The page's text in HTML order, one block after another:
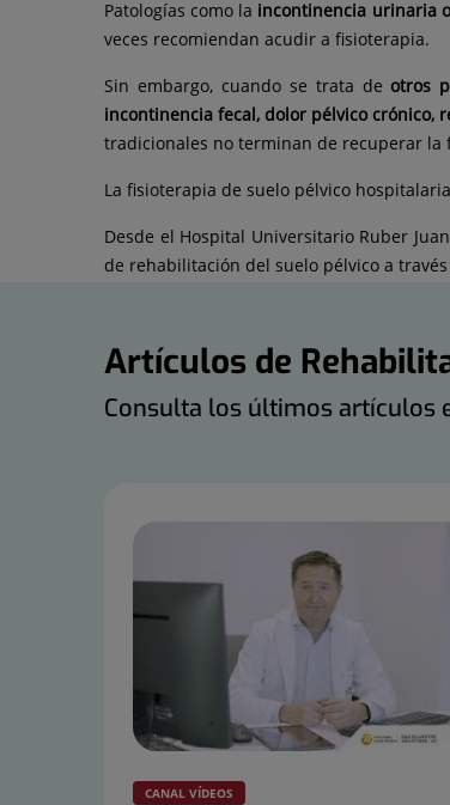
Patologías como la incontinencia urinaria
veces recomiendan acudir a fisioterapia.
Sin embargo, cuando se trata de otros
incontinencia fecal, dolor pélvico crónico,
tradicionales no terminan de recuperar la
La fisioterapia de suelo pélvico
Desde el Hospital Universitario Ruber
de rehabilitación del suelo pélvico a
Artículos de
Consulta los últimos artículos
CANAL VÍDEOS